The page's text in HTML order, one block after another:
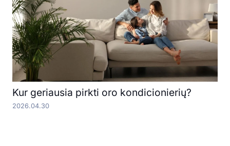
Kur geriausia pirkti oro kondicionierių?
2026.04.30